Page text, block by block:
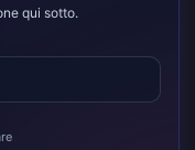
qui sotto.